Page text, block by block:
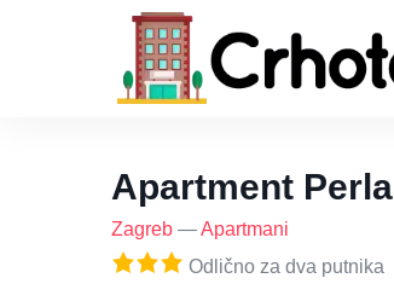
Apartment Perla
Zagreb —Apartmani
Odlično za dva putnika